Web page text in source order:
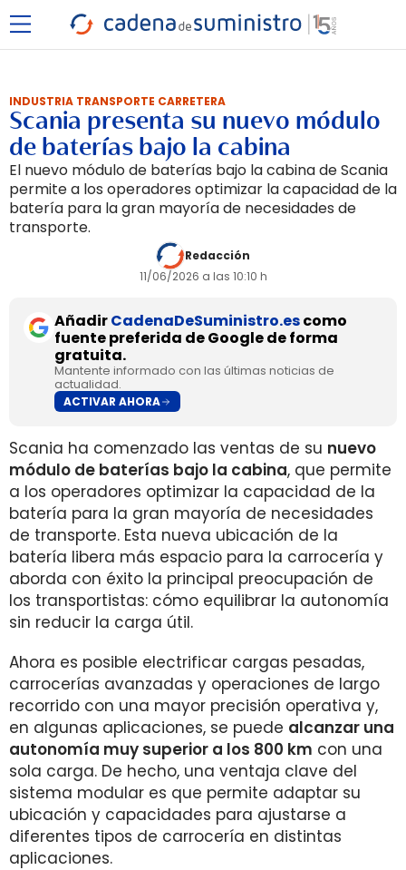
INDUSTRIA TRANSPORTE CARRETERA
Scania presenta su nuevo módulo
de baterías bajo la cabina
El nuevo módulo de baterías bajo la cabina de Scania
permite a los operadores optimizar la capacidad de la
batería para la gran mayoría de necesidades de
transporte.
Redacción
11/06/2026 a las 10:10 h
AñadirCadenaDeSuministro.escomo
fuente preferida de Google de forma
gratuita.
Mantente informado con las últimas noticias de
actualidad.
ACTIVAR AHORA
Scania ha comenzado las ventas de su nuevo
módulo de baterías bajo la cabina, que permite
a los operadores optimizar la capacidad de la
batería para la gran mayoría de necesidades
de transporte. Esta nueva ubicación de la
batería libera más espacio para la carrocería y
aborda con éxito la principal preocupación de
los transportistas: cómo equilibrar la autonomía
sin reducir la carga útil.
Ahora es posible electrificar cargas pesadas,
carrocerías avanzadas y operaciones de largo
recorrido con una mayor precisión operativa y,
en algunas aplicaciones, se puede alcanzar una
autonomía muy superior a los 800 km con una
sola carga. De hecho, una ventaja clave del
sistema modular es que permite adaptar su
ubicación y capacidades para ajustarse a
diferentes tipos de carrocería en distintas
aplicaciones.